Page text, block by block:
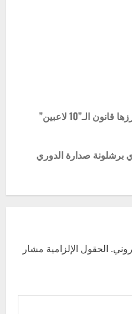
الـ”10 لاعبين”
برشلونة صدارة الدوري
الحقول الإلزامية مشار